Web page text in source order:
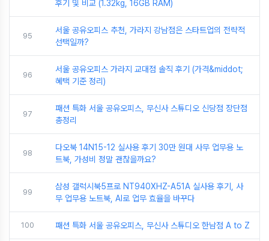
후기 및 비교 (1.32kg, 16GB RAM)
95
서울 공유오피스 추천, 가라지 강남점은 스타트업의 전략적
선택일까?
96
서울 공유오피스 가라지 교대점 솔직 후기 (가격&middot;
혜택 기준 정리)
97
패션 특화 서울 공유오피스, 무신사 스튜디오 신당점 장단점
총정리
98
다오북 14N15-12 실사용 후기 30만 원대 사무 업무용 노
트북, 가성비 정말 괜찮을까요?
99
삼성 갤럭시북5프로 NT940XHZ-A51A 실사용 후기, 사
무 업무용 노트북, AI로 업무 효율을 바꾸다
100 패션 특화 서울 공유오피스, 무신사 스튜디오 한남점 A to Z